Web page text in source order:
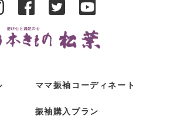
ママ振袖コーディネート
振袖購入プラン